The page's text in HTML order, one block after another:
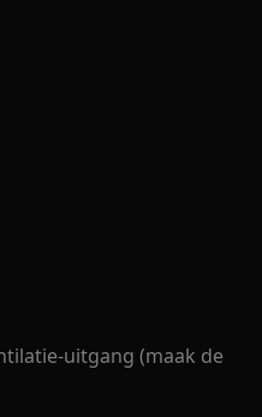
uitgang (maak de